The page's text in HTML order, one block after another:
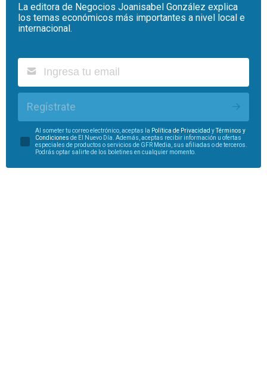
La editora de Negocios Joanisabel González explica
los temas económicos más importantes a nivel local e
internacional.
Regístrate
Al someter tu correo electrónico, aceptas la Política de Privacidad yTérminos y
Condiciones de El Nuevo Día. Además, aceptas recibir información u ofertas
especiales de productos o servicios de GFR Media, sus afiliadas o de terceros.
Podrás optar salirte de los boletines en cualquier momento.